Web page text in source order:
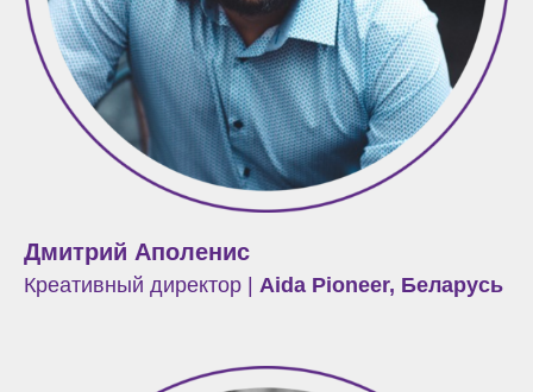
Дмитрий Аполенис
Креативный директор | Aida Pioneer, Беларусь